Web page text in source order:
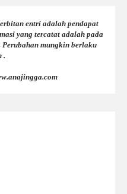
entri adalah pendapat
yang tercatat adalah pada
mungkin berlaku
.